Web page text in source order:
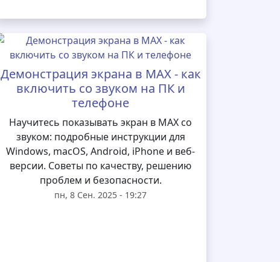
Демонстрация экрана в MAX - как
включить со звуком на ПК и
телефоне
Научитесь показывать экран в MAX со
звуком: подробные инструкции для
Windows, macOS, Android, iPhone и веб-
версии. Советы по качеству, решению
проблем и безопасности.
пн, 8 Сен. 2025 - 19:27